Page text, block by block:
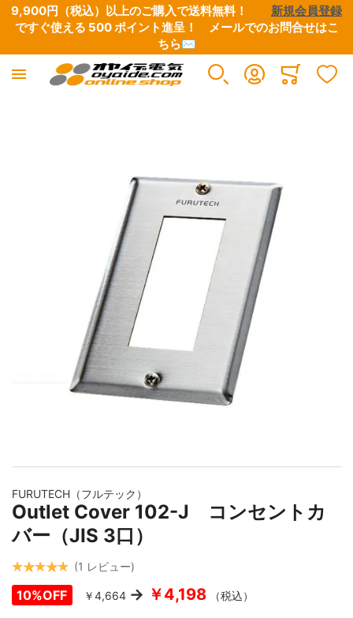
9,900円（税込）以上のご購入で送料無料！ 新規会員登録
ですぐ使える 500 ポイント進呈！ メールでのお問合せはこ
ちら✉
イメージギャラリーの最初に移動する
FURUTECH（フルテック）
Outlet Cover 102-J コンセントカ
バー（JIS 3口）
1 レビュー
10%OFF ￥4,664 ￥4,198 （税込）